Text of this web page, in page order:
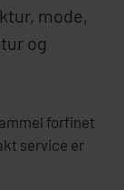
mode,
og
forfinet
service er